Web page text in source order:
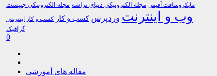
مایکروسافت آفیس مجله الکترونیکی دنیای تراشه مجله الکترونیکی چیپست
وب و اینترنت وردپرس کسب و کار کسب و کار اینترنتی
گرافیک
0
مقاله های آموزشی